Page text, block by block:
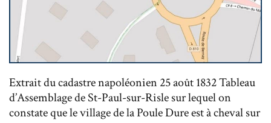
Extrait du cadastre napoléonien 25 août 1832 Tableau
d’Assemblage de St-Paul-sur-Risle sur lequel on
constate que le village de la Poule Dure est à cheval sur